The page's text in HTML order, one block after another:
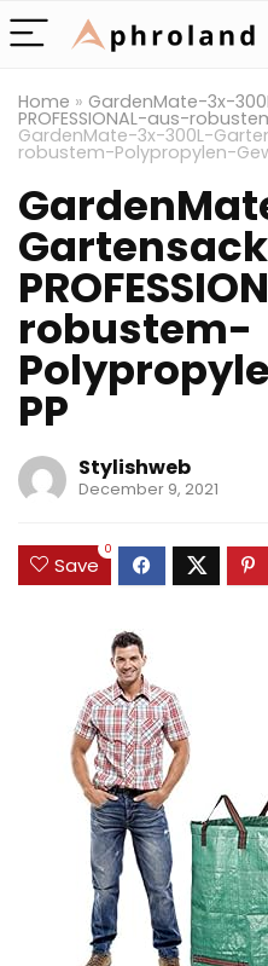
Home » GardenMate-3x-
PROFESSIONAL-aus-
GardenMate-3x-300L-
robustem-Polypropylen-
robustem-
PP
Stylishweb
December 9, 2021
Save
0